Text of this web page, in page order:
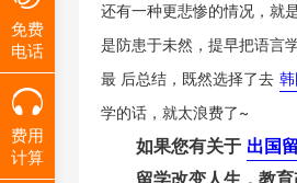
还有一种更悲惨的情况，就
是防患于未然，提早把语言学
最 后总结，既然选择了去
学的话，就太浪费了~
如果您有关于 出国
留学改变人生，教
免费
电话
费用
计算